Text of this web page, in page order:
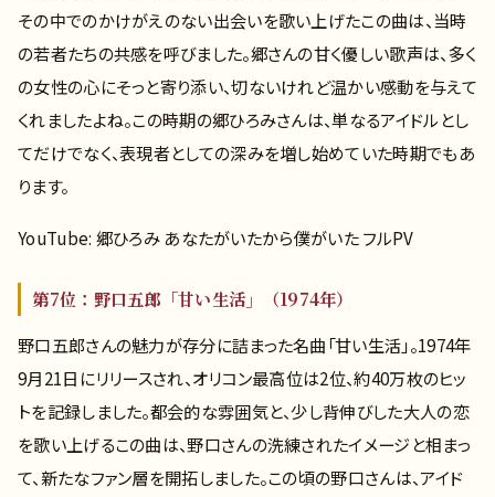
その中でのかけがえのない出会いを歌い上げたこの曲は、当時
の若者たちの共感を呼びました。郷さんの甘く優しい歌声は、多く
の女性の心にそっと寄り添い、切ないけれど温かい感動を与えて
くれましたよね。この時期の郷ひろみさんは、単なるアイドルとし
てだけでなく、表現者としての深みを増し始めていた時期でもあ
ります。
YouTube: 郷ひろみ あなたがいたから僕がいた フルPV
第7位：野口五郎「甘い生活」（1974年）
野口五郎さんの魅力が存分に詰まった名曲「甘い生活」。1974年
9月21日にリリースされ、オリコン最高位は2位、約40万枚のヒッ
トを記録しました。都会的な雰囲気と、少し背伸びした大人の恋
を歌い上げるこの曲は、野口さんの洗練されたイメージと相まっ
て、新たなファン層を開拓しました。この頃の野口さんは、アイド